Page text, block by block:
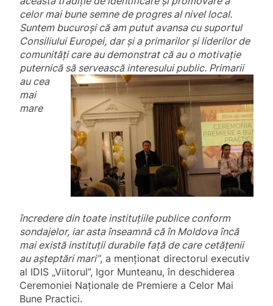
celor mai bune semne de progres al nivel local.
Suntem bucuroși că am putut avansa cu suportul
Consiliului Europei, dar și a primarilor și liderilor de
comunități care au demonstrat că au o motivație
puternică să servească interesuluipublic. Primarii
au cea
mai
mare
încredere din toate instituțiile publice conform
sondajelor, iar asta înseamnă că în Moldova încă
mai există instituții durabile față de care cetățenii
au așteptări mari”, a menționat directorul executiv
al IDIS „Viitorul”, Igor Munteanu, în deschiderea
Ceremoniei Naționale de Premiere a Celor Mai
Bune Practici.